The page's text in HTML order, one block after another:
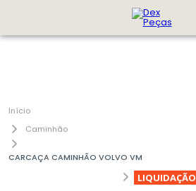
Caminhão
CARCAÇA CAMINHÃO VOLVO VM
LIQUIDAÇÃO